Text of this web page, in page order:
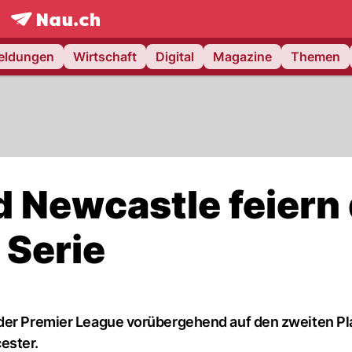
frontpage.NAU.ch
Wirtschaft Digital Magazine Themen
Newcastle feiern
Premier League vorübergehend auf den zweiten